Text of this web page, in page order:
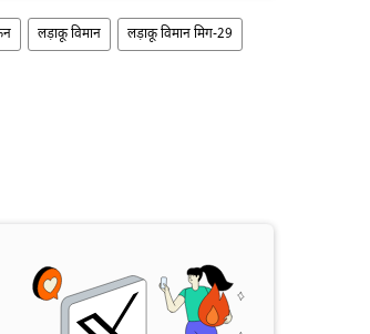
लड़ाकू विमान लड़ाकू विमान मिग-29